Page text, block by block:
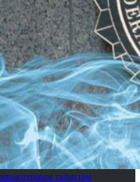
талантом